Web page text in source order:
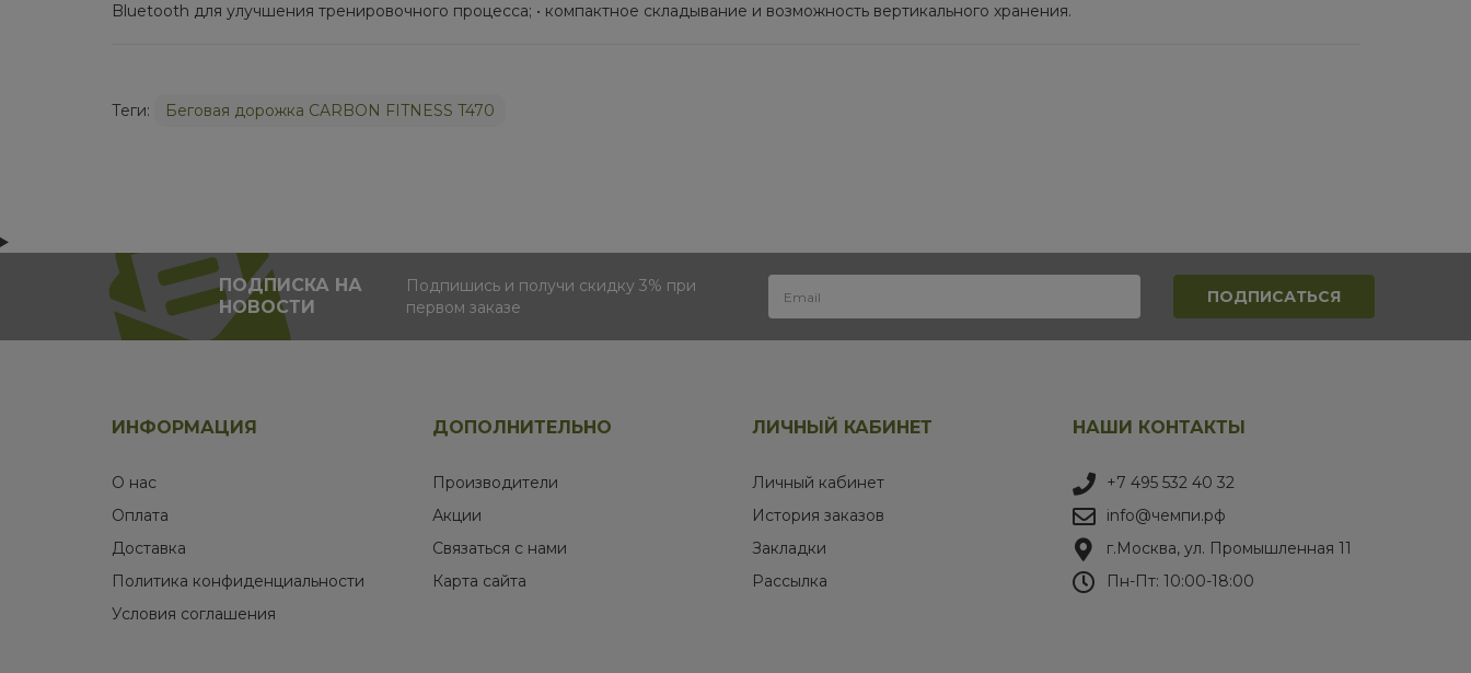
Bluetooth для улучшения тренировочного процесса; • компактное складывание и возможность вертикального хранения.
Теги: Беговая дорожка CARBON FITNESS T470
ПОДПИСКА НА
НОВОСТИ
Подпишись и получи скидку 3% при
первом заказе
ИНФОРМАЦИЯ
О нас
Оплата
Доставка
Политика конфиденциальности
Условия соглашения
ДОПОЛНИТЕЛЬНО
Производители
Акции
Связаться с нами
Карта сайта
ЛИЧНЫЙ КАБИНЕТ
Личный кабинет
История заказов
Закладки
Рассылка
НАШИ КОНТАКТЫ
+7 495 532 40 32
info@чемпи.рф
г.Москва, ул. Промышленная 11
Пн-Пт: 10:00-18:00